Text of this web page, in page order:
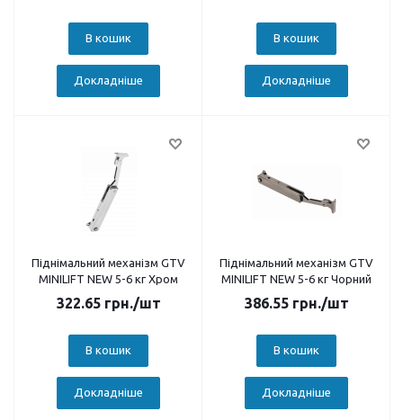
В кошик
Докладніше
В кошик
Докладніше
Піднімальний механізм GTV
MINILIFT NEW 5-6 кг Хром
322.65грн./шт
В кошик
Докладніше
Піднімальний механізм GTV
MINILIFT NEW 5-6 кг Чорний
386.55грн./шт
В кошик
Докладніше